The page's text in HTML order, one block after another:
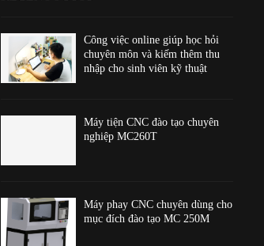
Công việc online giúp học hỏi
chuyên môn và kiếm thêm thu
nhập cho sinh viên kỹ thuật
Máy tiện CNC đào tạo chuyên
nghiệp MC260T
Máy phay CNC chuyên dùng cho
mục đích đào tạo MC 250M